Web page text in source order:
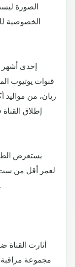
الصورة
الخصوصية
قنوات يوتيوب
يستعرض
لعمر أقل من
الأطفال أيضا- على آرائه في تلك الألعاب.
أثارت القناة
مجموعة مراقبة